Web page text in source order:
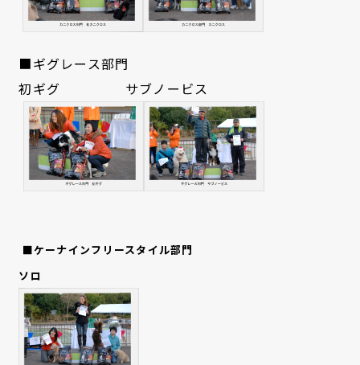
■ギグレース部門
初ギグ サブノービス
■ケーナインフリースタイル部門
ソロ